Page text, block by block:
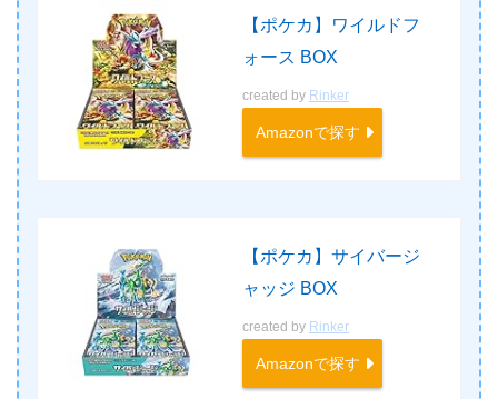
【ポケカ】ワイルドフ
ォース BOX
created by Rinker
Amazonで探す
【ポケカ】サイバージ
ャッジ BOX
created by Rinker
Amazonで探す